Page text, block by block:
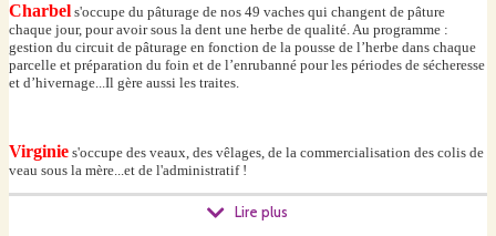
Charbel s'occupe du pâturage de nos 49 vaches qui changent de pâture
chaque jour, pour avoir sous la dent une herbe de qualité. Au programme :
gestion du circuit de pâturage en fonction de la pousse de l’herbe dans chaque
parcelle et préparation du foin et de l’enrubanné pour les périodes de sécheresse
et d’hivernage...Il gère aussi les traites.
Virginie s'occupe des veaux, des vêlages, de la commercialisation des colis de
veau sous la mère...et de l'administratif !
Lire plus